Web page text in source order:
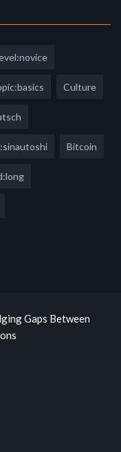
Culture
Bitcoin
Gaps Between